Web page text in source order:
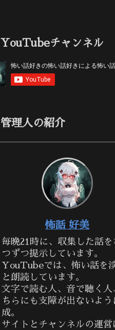
YouTubeチャンネル
管理人の紹介
怖話 好美
毎晩21時に、収集した話を
つずつ提示しています。
YouTubeでは、怖い話を
と朗読しています。
文字で読む人、音で聴く人
ちらにも支障が出ないよう
成。
サイトとチャンネルの運営